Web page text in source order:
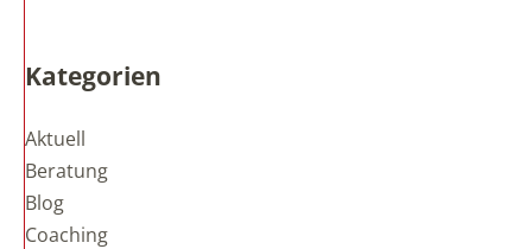
Kategorien
Aktuell
Beratung
Blog
Coaching